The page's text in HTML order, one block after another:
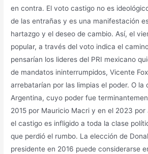
en contra. El voto castigo no es
de las entrañas y es una manifestación
hartazgo y el deseo de cambio. Así, el
popular, a través del voto indica el
pensarían los lideres del PRI mexicano
de mandatos ininterrumpidos, Vicente
arrebatarían por las limpias el poder. O la
Argentina, cuyo poder fue
2015 por Mauricio Macri y en el 2023 por
el castigo es infligido a toda la clase
que perdió el rumbo. La elección de
presidente en 2016 puede considerarse